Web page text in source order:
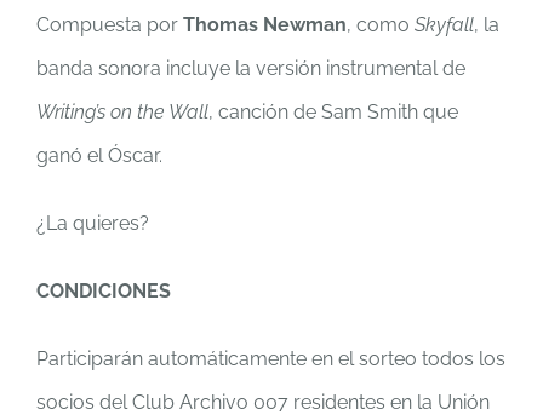
Compuesta por Thomas Newman, como Skyfall, la
banda sonora incluye la versión instrumental de
Writing’s on the Wall, canción de Sam Smith que
ganó el Óscar.
¿La quieres?
CONDICIONES
Participarán automáticamente en el sorteo todos los
socios del Club Archivo 007 residentes en la Unión